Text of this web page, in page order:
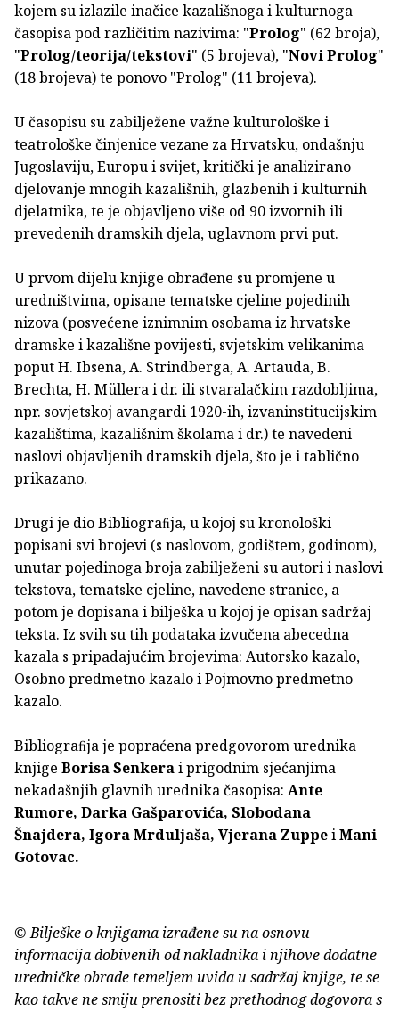
kojem su izlazile inačice kazališnoga i kulturnoga
časopisa pod različitim nazivima: "Prolog" (62 broja),
"Prolog/teorija/tekstovi" (5 brojeva), "Novi Prolog"
(18 brojeva) te ponovo "Prolog" (11 brojeva).
U časopisu su zabilježene važne kulturološke i
teatrološke činjenice vezane za Hrvatsku, ondašnju
Jugoslaviju, Europu i svijet, kritički je analizirano
djelovanje mnogih kazališnih, glazbenih i kulturnih
djelatnika, te je objavljeno više od 90 izvornih ili
prevedenih dramskih djela, uglavnom prvi put.
U prvom dijelu knjige obrađene su promjene u
uredništvima, opisane tematske cjeline pojedinih
nizova (posvećene iznimnim osobama iz hrvatske
dramske i kazališne povijesti, svjetskim velikanima
poput H. Ibsena, A. Strindberga, A. Artauda, B.
Brechta, H. Müllera i dr. ili stvaralačkim razdobljima,
npr. sovjetskoj avangardi 1920-ih, izvaninstitucijskim
kazalištima, kazališnim školama i dr.) te navedeni
naslovi objavljenih dramskih djela, što je i tablično
prikazano.
Drugi je dio Bibliograﬁja, u kojoj su kronološki
popisani svi brojevi (s naslovom, godištem, godinom),
unutar pojedinoga broja zabilježeni su autori i naslovi
tekstova, tematske cjeline, navedene stranice, a
potom je dopisana i bilješka u kojoj je opisan sadržaj
teksta. Iz svih su tih podataka izvučena abecedna
kazala s pripadajućim brojevima: Autorsko kazalo,
Osobno predmetno kazalo i Pojmovno predmetno
kazalo.
Bibliograﬁja je popraćena predgovorom urednika
knjige Borisa Senkerai prigodnim sjećanjima
nekadašnjih glavnih urednika časopisa: Ante
Rumore, Darka Gašparovića, Slobodana
Šnajdera, Igora Mrduljaša, Vjerana ZuppeiMani
Gotovac.
© Bilješke o knjigama izrađene su na osnovu
informacija dobivenih od nakladnika i njihove dodatne
uredničke obrade temeljem uvida u sadržaj knjige, te se
kao takve ne smiju prenositi bez prethodnog dogovora s